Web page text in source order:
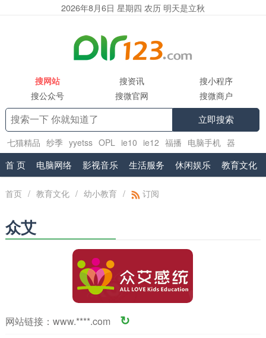
2026年8月6日 星期四 农历 明天是立秋
搜网站 搜资讯
搜小程序
搜公众号
搜微官网 搜微商户
立即搜索
七猫精品 纱季 yyetss OPL ie10 ie12 福播 电脑手机 器
www.sov5.cn
首 页 电脑网络 影视音乐 生活服务 休闲娱乐 教育文化
首页 / 教育文化 / 幼小教育 / 订阅
众艾
网站链接： www.****.com ↻